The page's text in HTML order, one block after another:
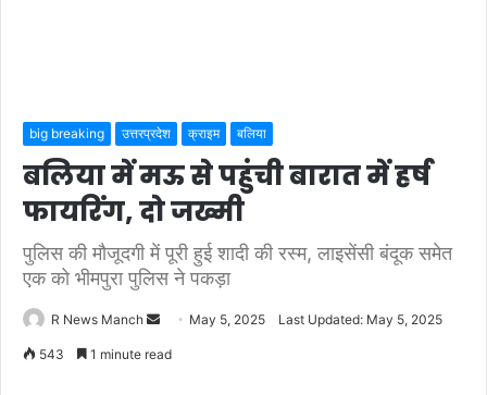
big breaking उत्तरप्रदेश क्राइम बलिया
बलिया में मऊ से पहुंची बारात में हर्ष
फायरिंग, दो जख्मी
पुलिस की मौजूदगी में पूरी हुई शादी की रस्म, लाइसेंसी बंदूक समेत
एक को भीमपुरा पुलिस ने पकड़ा
R News Manch
Send May 5, 2025 Last Updated: May 5, 2025
543 1 minute read